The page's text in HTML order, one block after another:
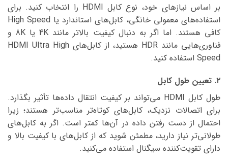
بر اساس نیازهای خود، نوع کابل HDMI را انتخاب کنید. برای
استفاده‌های معمولی خانگی، کابل‌های استاندارد یا High Speed
کافی هستند. اما اگر به دنبال کیفیت بالاتر مانند 4K یا 8K و
فناوری‌هایی مانند HDR هستید، از کابل‌های HDMI Ultra High
Speed استفاده کنید.
۲. تعیین طول کابل
طول کابل HDMI می‌تواند بر کیفیت انتقال داده‌ها تأثیر بگذارد.
برای اتصالات نزدیک، کابل‌های کوتاه‌تر مناسب‌تر هستند؛ زیرا
احتمال از دست رفتن داده در آن‌ها کمتر است. اگر به کابل‌های
طولانی‌تر نیاز دارید، مطمئن شوید که از کابل‌های با کیفیت بالا و
دارای تقویت‌کننده سیگنال استفاده می‌کنید.